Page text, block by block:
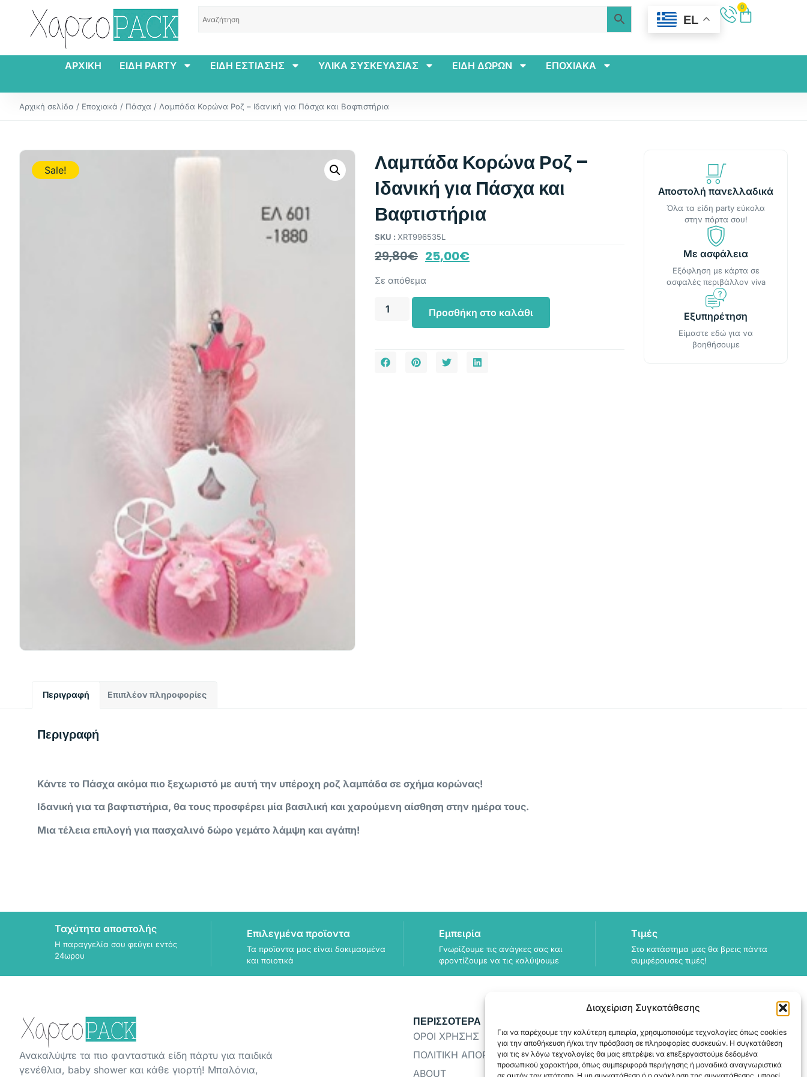
Διαχείριση Συγκατάθεσης
Για να παρέχουμε την καλύτερη εμπειρία, χρησιμοποιούμε τεχνολογίες όπως cookies
για την αποθήκευση ή/και την πρόσβαση σε πληροφορίες συσκευών. Η συγκατάθεση
για τις εν λόγω τεχνολογίες θα μας επιτρέψει να επεξεργαστούμε δεδομένα
προσωπικού χαρακτήρα, όπως συμπεριφορά περιήγησης ή μοναδικά αναγνωριστικά
EL
0
ΑΡΧΙΚΗ ΕΙΔΗ PARTY ΕΙΔΗ ΕΣΤΙΑΣΗΣ ΥΛΙΚΑ ΣΥΣΚΕΥΑΣΙΑΣ ΕΙΔΗ ΔΩΡΩΝ ΕΠΟΧΙΑΚΑ
Αρχική σελίδα / Εποχιακά / Πάσχα / Λαμπάδα Κορώνα Ροζ – Ιδανική για Πάσχα και Βαφτιστήρια
Sale!
Λαμπάδα Κορώνα Ροζ –
Ιδανική για Πάσχα και
Βαφτιστήρια
SKU : XRT996535L
29,80€ 25,00€
Σε απόθεμα
Προσθήκη στο καλάθι
Αποστολή πανελλαδικά
Όλα τα είδη party εύκολα
στην πόρτα σου!
Με ασφάλεια
Εξόφληση με κάρτα σε
ασφαλές περιβάλλον viva
Εξυπηρέτηση
Είμαστε εδώ για να
βοηθήσουμε
Περιγραφή Επιπλέον πληροφορίες
Περιγραφή
Κάντε το Πάσχα ακόμα πιο ξεχωριστό με αυτή την υπέροχη ροζ λαμπάδα σε σχήμα κορώνας!
Ιδανική για τα βαφτιστήρια, θα τους προσφέρει μία βασιλική και χαρούμενη αίσθηση στην ημέρα τους.
Μια τέλεια επιλογή για πασχαλινό δώρο γεμάτο λάμψη και αγάπη!
Ταχύτητα αποστολής
Η παραγγελία σου φεύγει εντός
24ωρου
Επιλεγμένα προϊοντα
Τα προϊοντα μας είναι δοκιμασμένα
και ποιοτικά
Εμπειρία
Γνωρίζουμε τις ανάγκες σας και
φροντίζουμε να τις καλύψουμε
Τιμές
Στο κατάστημα μας θα βρεις πάντα
συμφέρουσες τιμές!
Ανακαλύψτε τα πιο φανταστικά είδη πάρτυ για παιδικά
γενέθλια, baby shower και κάθε γιορτή! Μπαλόνια,
ΠΕΡΙΣΣΟΤΕΡΑ
ΟΡΟΙ ΧΡΗΣΗΣ
ΠΟΛΙΤΙΚΗ ΑΠΟΡΡΗΤΟΥ
ABOUT
ΠΛΗΡΟΦΟΡΙΕΣ
ΑΠΟΣΤΟΛΗ